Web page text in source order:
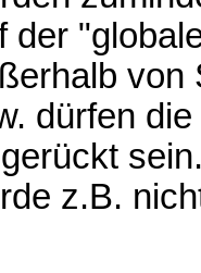
der
von
dürfen
z.B.